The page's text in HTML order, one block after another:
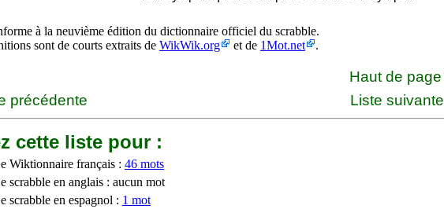
à la neuvième édition du dictionnaire officiel du scrabble.
sont de courts extraits de WikWik.org et de 1Mot.net .
Haut de page
précédente
Liste suivante
cette liste pour :
Wiktionnaire français : 46 mots
scrabble en anglais : aucun mot
scrabble en espagnol : 1 mot